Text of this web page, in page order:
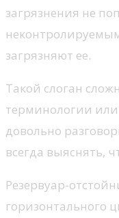
загрязнения не
загрязняют ее.
Такой слоган
терминологии
довольно
всегда выяснять,
Резервуар-
горизонтального